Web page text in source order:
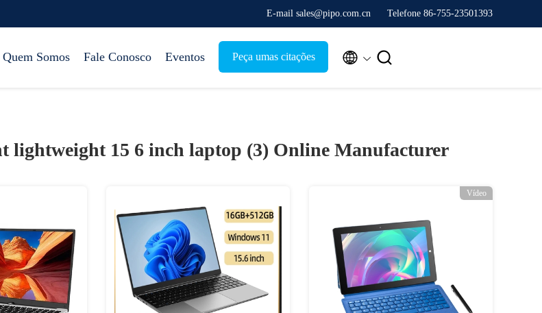
E-mail sales@pipo.com.cn Telefone 86-755-23501393
Quem Somos Fale Conosco Eventos Peça umas citações  
lightweight 15 6 inch laptop (3) Online Manufacturer
Vídeo